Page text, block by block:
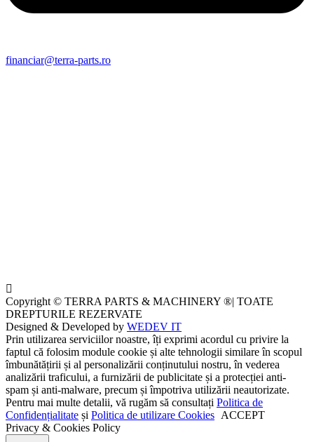
financiar@terra-parts.ro
Copyright © TERRA PARTS & MACHINERY ®| TOATE
DREPTURILE REZERVATE
Designed & Developed by WEDEV IT
Prin utilizarea serviciilor noastre, îți exprimi acordul cu privire la
faptul că folosim module cookie și alte tehnologii similare în scopul
îmbunătățirii și al personalizării conținutului nostru, în vederea
analizării traficului, a furnizării de publicitate și a protecției anti-
spam și anti-malware, precum și împotriva utilizării neautorizate.
Pentru mai multe detalii, vă rugăm să consultați Politica de
Confidențialitate și Politica de utilizare Cookies ACCEPT
Privacy & Cookies Policy